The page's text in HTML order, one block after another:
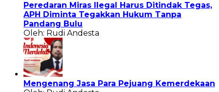
Peredaran Miras Ilegal Harus Ditindak Tegas,
APH Diminta Tegakkan Hukum Tanpa
Pandang Bulu
Oleh: Rudi Andesta
Mengenang Jasa Para Pejuang Kemerdekaan